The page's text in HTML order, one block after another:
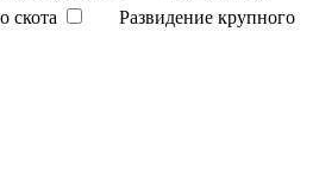
скота
Развидение крупного